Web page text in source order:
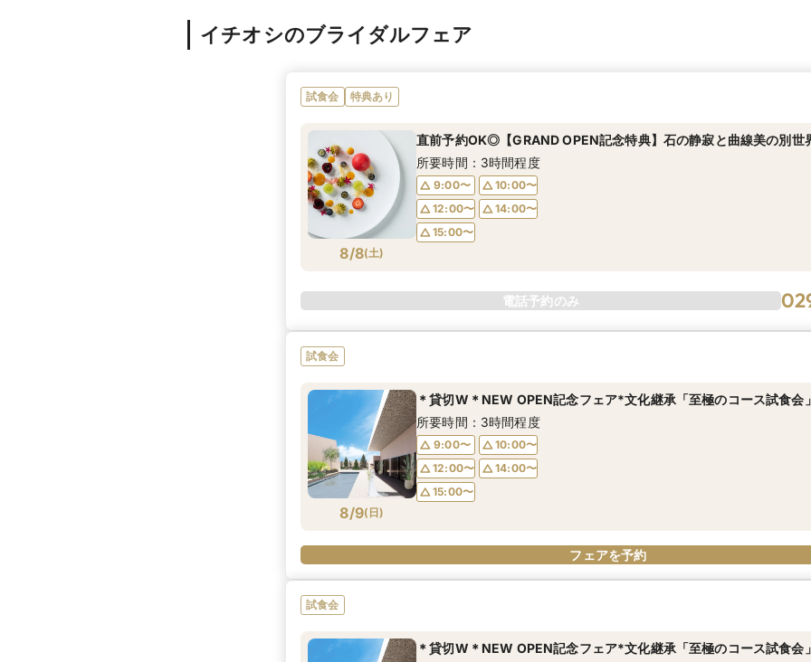
イチオシのブライダルフェア
試食会 特典あり
8/8(土)
直前予約OK◎【GRAND OPEN記念特典】石の静寂と曲線美の別世
所要時間：3時間程度
9:00〜
10:00〜
12:00〜
14:00〜
15:00〜
電話予約のみ
試食会
8/9( 日)
＊貸切W＊NEW OPEN記念フェア*文化継承「至極のコース試食会
所要時間：3時間程度
9:00〜
10:00〜
12:00〜
14:00〜
15:00〜
フェアを予約
試食会
＊貸切W＊NEW OPEN記念フェア*文化継承「至極のコース試食会